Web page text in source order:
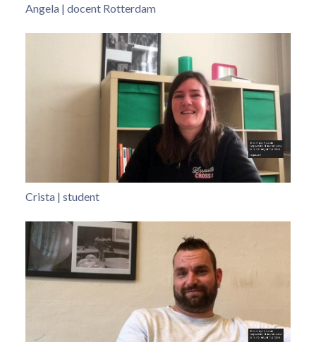
Angela | docent Rotterdam
Crista | student